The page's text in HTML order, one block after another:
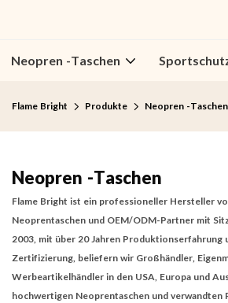
Neopren -Taschen
Flame Bright Produkte Neopren -Taschen
Neopren -Taschen
Flame Bright ist ein professioneller Hersteller
Neoprentaschen und OEM/ODM-Partner mit
2003, mit über 20 Jahren Produktionserfahrung
Zertifizierung, beliefern wir Großhändler,
Werbeartikelhändler in den USA, Europa und
hochwertigen Neoprentaschen und verwandten